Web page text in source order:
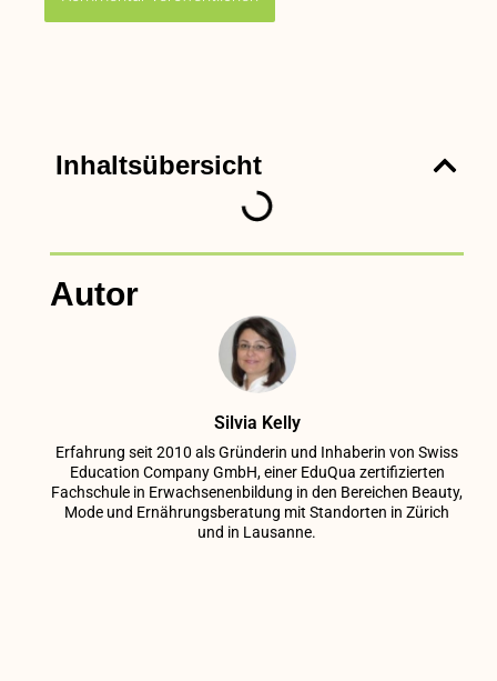
Inhaltsübersicht
Autor
Silvia Kelly
Erfahrung seit 2010 als Gründerin und Inhaberin von Swiss
Education Company GmbH, einer EduQua zertifizierten
Fachschule in Erwachsenenbildung in den Bereichen Beauty,
Mode und Ernährungsberatung mit Standorten in Zürich
und in Lausanne.